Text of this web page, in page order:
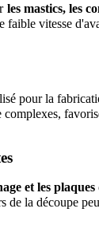
les mastics, les
faible vitesse
pour la
et les
de la découpe